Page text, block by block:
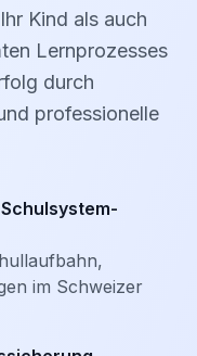
Kind als auch
Lernprozesses
durch
professionelle
im Schweizer